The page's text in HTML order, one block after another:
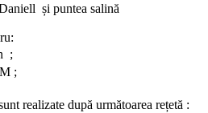
și puntea salină
;
;
realizate după următoarea rețetă :